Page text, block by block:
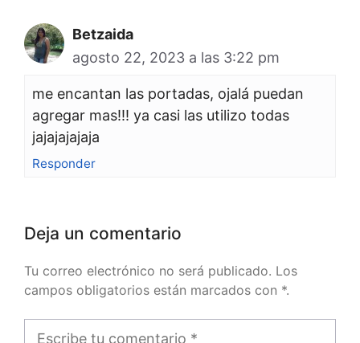
Betzaida
agosto 22, 2023 a las 3:22 pm
me encantan las portadas, ojalá puedan
agregar mas!!! ya casi las utilizo todas
jajajajajaja
Responder
Deja un comentario
Tu correo electrónico no será publicado. Los
campos obligatorios están marcados con *.
Comentario